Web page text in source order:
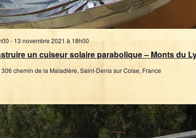
un cuiseur solaire parabolique – Monts du
- 13 novembre 2021 à 18h00
306 chemin de la Maladière, Saint-Denis sur Coise, France